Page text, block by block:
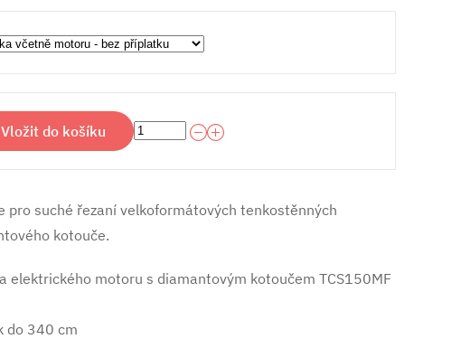
Vložit do košíku
pro suché řezaní velkoformátových tenkostěnných
kotouče.
elektrického motoru s diamantovým kotoučem TCS150MF
do 340 cm